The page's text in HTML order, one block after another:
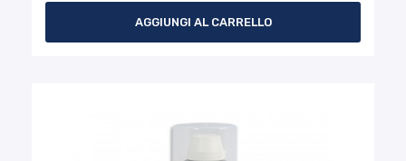
AGGIUNGI AL CARRELLO